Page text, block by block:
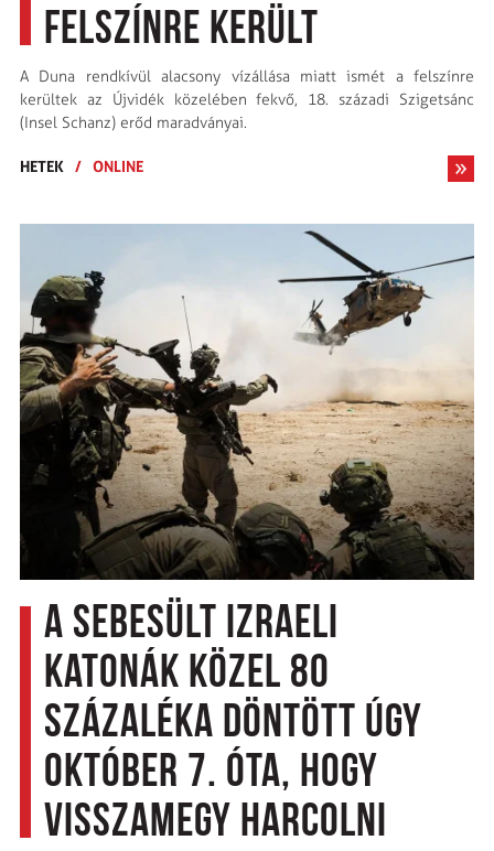
felszínre került
A Duna rendkívül alacsony vízállása miatt ismét a felszínre
kerültek az Újvidék közelében fekvő, 18. századi Szigetsánc
(Insel Schanz) erőd maradványai.
HETEK / ONLINE
A sebesült izraeli
katonák közel 80
százaléka döntött úgy
október 7. óta, hogy
visszamegy harcolni